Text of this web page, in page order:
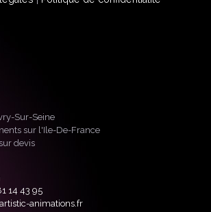
Sur-Seine
sur l'Ile-De-France
devis
14 43 95
animations.fr